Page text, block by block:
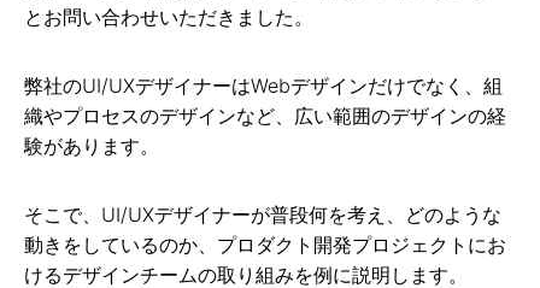
とお問い合わせいただきました。
弊社のUI/UXデザイナーはWebデザインだけでなく、組
織やプロセスのデザインなど、広い範囲のデザインの経
験があります。
そこで、UI/UXデザイナーが普段何を考え、どのような
動きをしているのか、プロダクト開発プロジェクトにお
けるデザインチームの取り組みを例に説明します。